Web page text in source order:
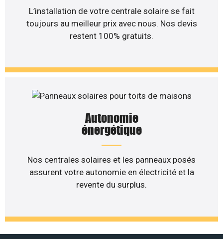
L’installation de votre centrale solaire se fait
toujours au meilleur prix avec nous. Nos devis
restent 100% gratuits.
Autonomie
énergétique
Nos centrales solaires et les panneaux posés
assurent votre autonomie en électricité et la
revente du surplus.